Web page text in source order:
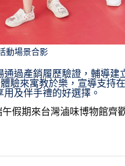
動場景合影
過產銷履歷驗證，輔導建
驗來寓教於樂，宣導支持
及伴手禮的好選擇。
假期來台灣滷味博物館齊